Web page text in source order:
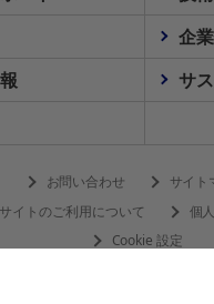
企
サ
お問い合わせ
サイト
イトのご利用について
個
Cookie 設定